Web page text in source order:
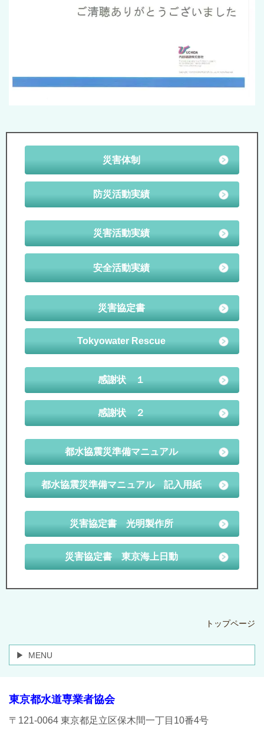
災害体制
防災活動実績
災害活動実績
安全活動実績
災害協定書
Tokyowater Rescue
感謝状 １
感謝状 ２
都水協震災準備マニュアル
都水協震災準備マニュアル 記入用紙
災害協定書 光明製作所
災害協定書 東京海上日動
トップページ
MENU
東京都水道専業者協会
〒121-0064 東京都足立区保木間一丁目10番4号